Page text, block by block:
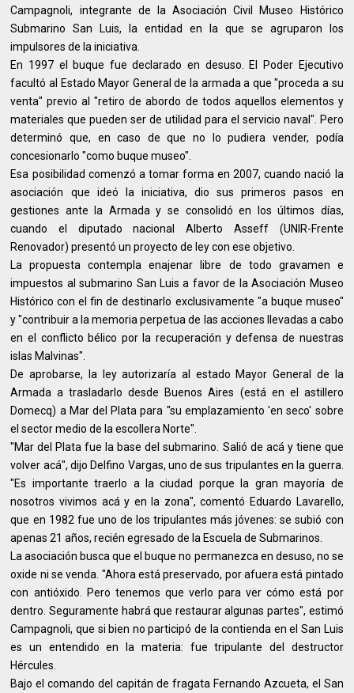
Campagnoli, integrante de la Asociación Civil Museo Histórico
Submarino San Luis, la entidad en la que se agruparon los
impulsores de la iniciativa.
En 1997 el buque fue declarado en desuso. El Poder Ejecutivo
facultó al Estado Mayor General de la armada a que "proceda a su
venta" previo al "retiro de abordo de todos aquellos elementos y
materiales que pueden ser de utilidad para el servicio naval". Pero
determinó que, en caso de que no lo pudiera vender, podía
concesionarlo "como buque museo".
Esa posibilidad comenzó a tomar forma en 2007, cuando nació la
asociación que ideó la iniciativa, dio sus primeros pasos en
gestiones ante la Armada y se consolidó en los últimos días,
cuando el diputado nacional Alberto Asseff (UNIR-Frente
Renovador) presentó un proyecto de ley con ese objetivo.
La propuesta contempla enajenar libre de todo gravamen e
impuestos al submarino San Luis a favor de la Asociación Museo
Histórico con el fin de destinarlo exclusivamente "a buque museo"
y "contribuir a la memoria perpetua de las acciones llevadas a cabo
en el conflicto bélico por la recuperación y defensa de nuestras
islas Malvinas".
De aprobarse, la ley autorizaría al estado Mayor General de la
Armada a trasladarlo desde Buenos Aires (está en el astillero
Domecq) a Mar del Plata para "su emplazamiento 'en seco' sobre
el sector medio de la escollera Norte".
"Mar del Plata fue la base del submarino. Salió de acá y tiene que
volver acá", dijo Delfino Vargas, uno de sus tripulantes en la guerra.
"Es importante traerlo a la ciudad porque la gran mayoría de
nosotros vivimos acá y en la zona", comentó Eduardo Lavarello,
que en 1982 fue uno de los tripulantes más jóvenes: se subió con
apenas 21 años, recién egresado de la Escuela de Submarinos.
La asociación busca que el buque no permanezca en desuso, no se
oxide ni se venda. "Ahora está preservado, por afuera está pintado
con antióxido. Pero tenemos que verlo para ver cómo está por
dentro. Seguramente habrá que restaurar algunas partes", estimó
Campagnoli, que si bien no participó de la contienda en el San Luis
es un entendido en la materia: fue tripulante del destructor
Hércules.
Bajo el comando del capitán de fragata Fernando Azcueta, el San